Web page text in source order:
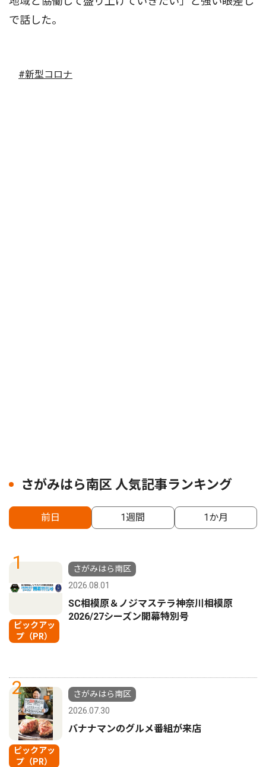
で話した。
#新型コロナ
さがみはら南区 人気記事ランキング
前日 1週間 1か月
1
ピックアッ
プ（PR）
さがみはら南区
2026.08.01
SC相模原＆ノジマステラ神奈川相模原
2026/27シーズン開幕特別号
2
ピックアッ
プ（PR）
さがみはら南区
2026.07.30
バナナマンのグルメ番組が来店